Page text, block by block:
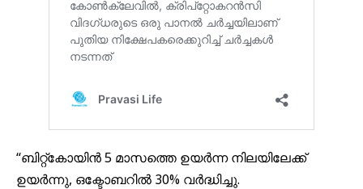
“ബിറ്റ്കോയിൻ 5 മാസത്തെ ഉയർന്ന നിലയിലേക്ക്
ഉയർന്നു, ഒക്ടോബറിൽ 30% വർദ്ധിച്ചു.